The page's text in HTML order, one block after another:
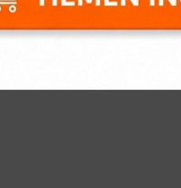
2.332,15₺
Kuluçka Makinesi